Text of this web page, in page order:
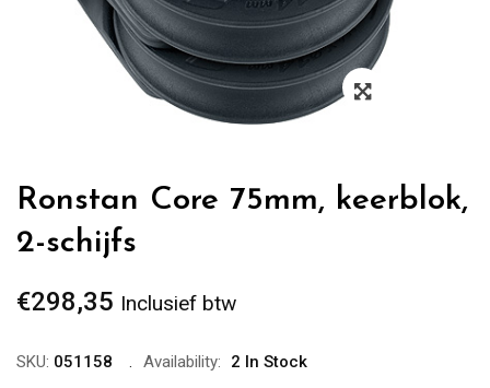
Zoom
Ronstan Core 75mm, keerblok,
2-schijfs
€298,35 Inclusief btw
SKU: 051158 Availability:
2 In Stock